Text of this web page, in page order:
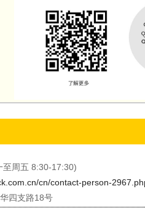
周五 8:30-17:30)
cn/contact-person-
四支路18号